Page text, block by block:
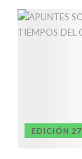
EDICIÓN 27